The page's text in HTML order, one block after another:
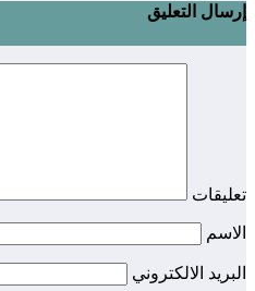
إرسال التعليق
تعليقات
الاسم
البريد الالكتروني